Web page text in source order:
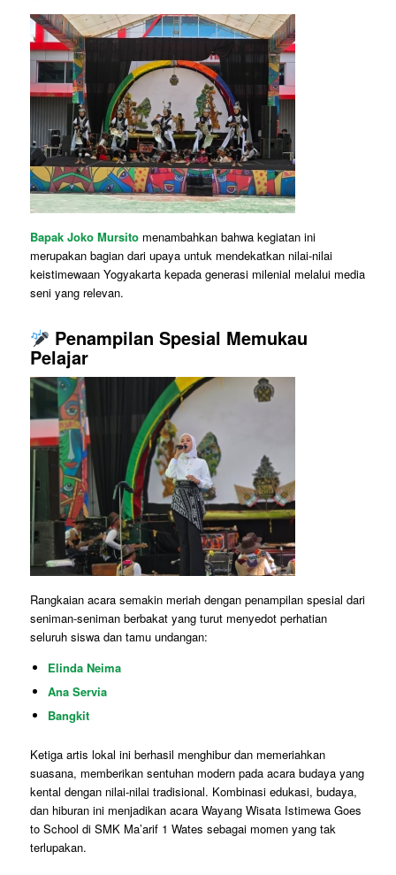
Bapak Joko Mursitomenambahkan bahwa kegiatan ini
merupakan bagian dari upaya untuk mendekatkan nilai-nilai
keistimewaan Yogyakarta kepada generasi milenial melalui media
seni yang relevan.
Penampilan Spesial Memukau
Pelajar
Rangkaian acara semakin meriah dengan penampilan spesial dari
seniman-seniman berbakat yang turut menyedot perhatian
seluruh siswa dan tamu undangan:
Elinda Neima
Ana Servia
Bangkit
Ketiga artis lokal ini berhasil menghibur dan memeriahkan
suasana, memberikan sentuhan modern pada acara budaya yang
kental dengan nilai-nilai tradisional. Kombinasi edukasi, budaya,
dan hiburan ini menjadikan acara Wayang Wisata Istimewa Goes
to School di SMK Ma’arif 1 Wates sebagai momen yang tak
terlupakan.